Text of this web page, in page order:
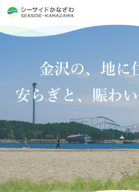
サービス紹介
施設案内
お知らせ
お問い合わせ